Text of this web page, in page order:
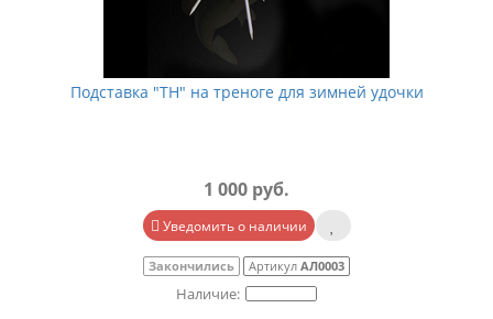
Подставка "TH" на треноге для зимней удочки
1 000 руб.
Уведомить о наличии
Закончились Артикул АЛ0003